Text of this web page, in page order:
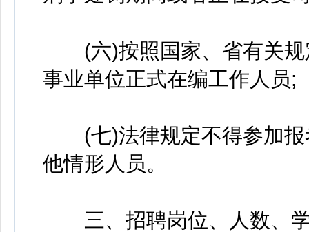
(六)按照国家、省有关规
事业单位正式在编工作人员;
(七)法律规定不得参加报
他情形人员。
三、招聘岗位、人数、学